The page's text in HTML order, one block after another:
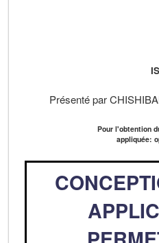
Présenté par
Pour l'obtention
appliquée: